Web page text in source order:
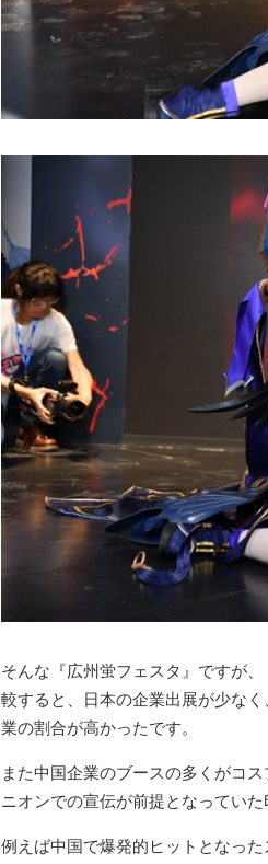
そんな『広州蛍フェスタ』ですが
較すると、日本の企業出展が少な
業の割合が高かったです。
また中国企業のブースの多くがコ
ニオンでの宣伝が前提となっていた
例えば中国で爆発的ヒットとなっ